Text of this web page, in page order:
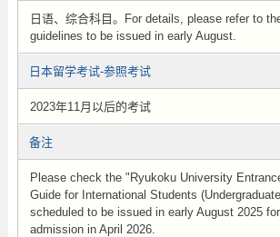
日语、综合科目。For details, please refer to
guidelines to be issued in early August.
日本留学考试-参照考试
2023年11月以后的考试
备注
Please check the "Ryukoku University
Guide for International Students
scheduled to be issued in early August 2025
admission in April 2026.